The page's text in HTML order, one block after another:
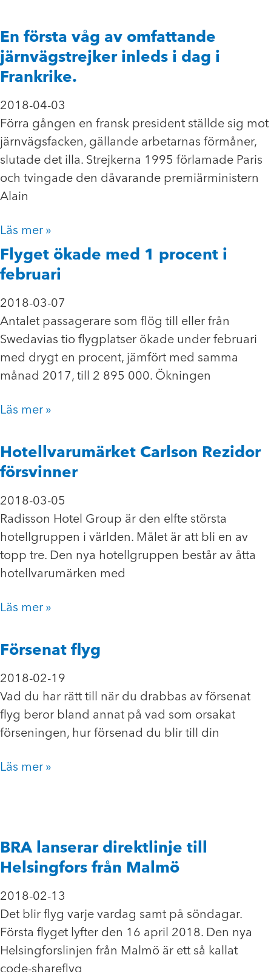
En första våg av omfattande
järnvägstrejker inleds i dag i
Frankrike.
2018-04-03
Förra gången en fransk president ställde sig mot
järnvägsfacken, gällande arbetarnas förmåner,
slutade det illa. Strejkerna 1995 förlamade Paris
och tvingade den dåvarande premiärministern
Alain
Läs mer »
Flyget ökade med 1 procent i
februari
2018-03-07
Antalet passagerare som flög till eller från
Swedavias tio flygplatser ökade under februari
med drygt en procent, jämfört med samma
månad 2017, till 2 895 000. Ökningen
Läs mer »
Hotellvarumärket Carlson Rezidor
försvinner
2018-03-05
Radisson Hotel Group är den elfte största
hotellgruppen i världen. Målet är att bli en av
topp tre. Den nya hotellgruppen består av åtta
hotellvarumärken med
Läs mer »
Försenat flyg
2018-02-19
Vad du har rätt till när du drabbas av försenat
flyg beror bland annat på vad som orsakat
förseningen, hur försenad du blir till din
Läs mer »
BRA lanserar direktlinje till
Helsingfors från Malmö
2018-02-13
Det blir flyg varje vardag samt på söndagar.
Första flyget lyfter den 16 april 2018. Den nya
Helsingforslinjen från Malmö är ett så kallat
code-shareflyg